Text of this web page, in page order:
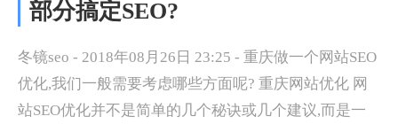
部分搞定SEO?
冬镜seo - 2018年08月26日 23:25 - 重庆做一个网站SEO
优化,我们一般需要考虑哪些方面呢? 重庆网站优化 网
站SEO优化并不是简单的几个秘诀或几个建议,而是一